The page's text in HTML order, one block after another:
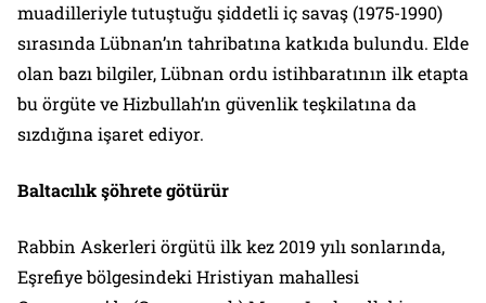
muadilleriyle tutuştuğu şiddetli iç savaş (1975-1990)
sırasında Lübnan’ın tahribatına katkıda bulundu. Elde
olan bazı bilgiler, Lübnan ordu istihbaratının ilk etapta
bu örgüte ve Hizbullah’ın güvenlik teşkilatına da
sızdığına işaret ediyor.
Baltacılık şöhrete götürür
Rabbin Askerleri örgütü ilk kez 2019 yılı sonlarında,
Eşrefiye bölgesindeki Hristiyan mahallesi